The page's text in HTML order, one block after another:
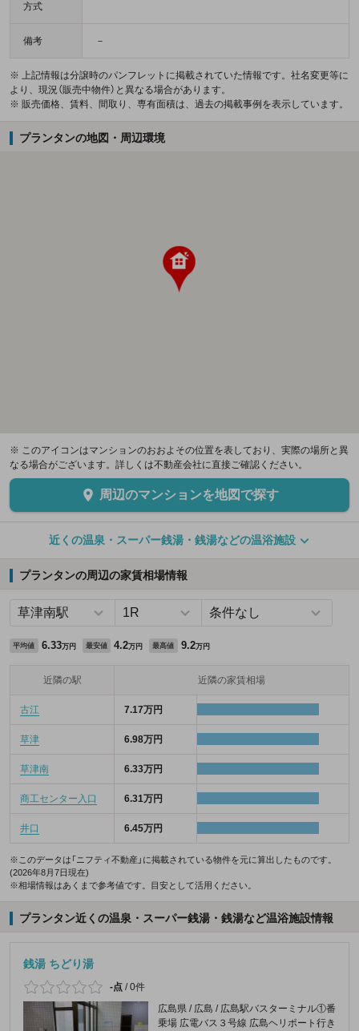
方式
備考 －
※ 上記情報は分譲時のパンフレットに掲載されていた情報です。社名変更等に
より、現況（販売中物件）と異なる場合があります。
※ 販売価格、賃料、間取り、専有面積は、過去の掲載事例を表示しています。
プランタンの地図・周辺環境
※ このアイコンはマンションのおおよその位置を表しており、実際の場所と異
なる場合がございます。詳しくは不動産会社に直接ご確認ください。
周辺のマンションを地図で探す
近くの温泉・スーパー銭湯・銭湯などの温浴施設
プランタンの周辺の家賃相場情報
平均値 6.33万円 最安値 4.2万円 最高値 9.2万円
近隣の駅 近隣の家賃相場
古江 7.17万円
草津 6.98万円
草津南 6.33万円
商工センター入口 6.31万円
井口 6.45万円
※このデータは「ニフティ不動産」に掲載されている物件を元に算出したものです。
(2026年8月7日現在)
※相場情報はあくまで参考値です。目安として活用ください。
プランタン近くの温泉・スーパー銭湯・銭湯など温浴施設情報
銭湯 ちどり湯
-点 /0件
広島県 / 広島 / 広島駅バスターミナル①番
乗場 広電バス３号線 広島ヘリポート行き